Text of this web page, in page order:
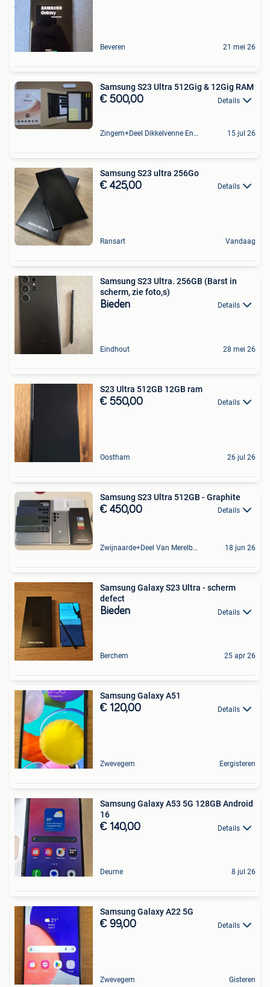
Beveren 21 mei 26
Samsung S23 Ultra 512Gig & 12Gig RAM
€ 500,00 Details
Zingem+Deel Dikkelvenne En Nederzwalm-Hermelgem 15 jul 26
Samsung S23 ultra 256Go
€ 425,00 Details
Ransart Vandaag
Samsung S23 Ultra. 256GB (Barst in
scherm, zie foto,s)
Bieden Details
Eindhout 28 mei 26
S23 Ultra 512GB 12GB ram
€ 550,00 Details
Oostham 26 jul 26
Samsung S23 Ultra 512GB - Graphite
€ 450,00 Details
Zwijnaarde+Deel Van Merelbeke 18 jun 26
Samsung Galaxy S23 Ultra - scherm
defect
Bieden Details
Berchem 25 apr 26
Samsung Galaxy A51
€ 120,00 Details
Zwevegem Eergisteren
Samsung Galaxy A53 5G 128GB Android
16
€ 140,00 Details
Deurne 8 jul 26
Samsung Galaxy A22 5G
€ 99,00 Details
Zwevegem Gisteren